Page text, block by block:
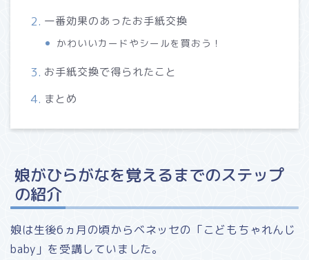
一番効果のあったお手紙交換
かわいいカードやシールを買おう！
お手紙交換で得られたこと
まとめ
娘がひらがなを覚えるまでのステップ
の紹介
娘は生後6ヵ月の頃からベネッセの「こどもちゃれんじ
baby」を受講していました。